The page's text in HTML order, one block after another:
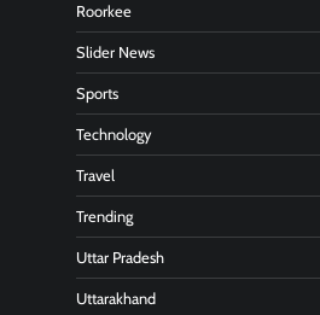
Roorkee
Slider News
Sports
Technology
Travel
Trending
Uttar Pradesh
Uttarakhand